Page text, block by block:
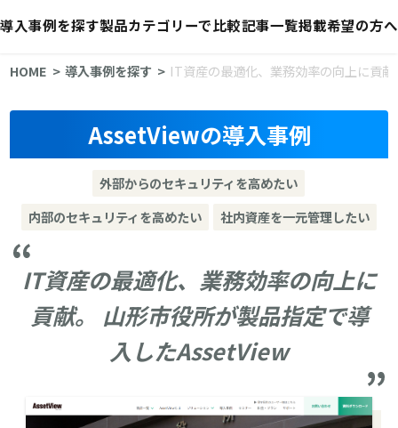
導入事例を探す製品カテゴリーで比較記事一覧掲載希望の方へ
HOME 導入事例を探す IT資産の最適化、業務効率の向上に貢
AssetViewの導入事例
外部からのセキュリティを高めたい
内部のセキュリティを高めたい
社内資産を一元管理したい
IT資産の最適化、業務効率の向上に
貢献。 山形市役所が製品指定で導
入したAssetView